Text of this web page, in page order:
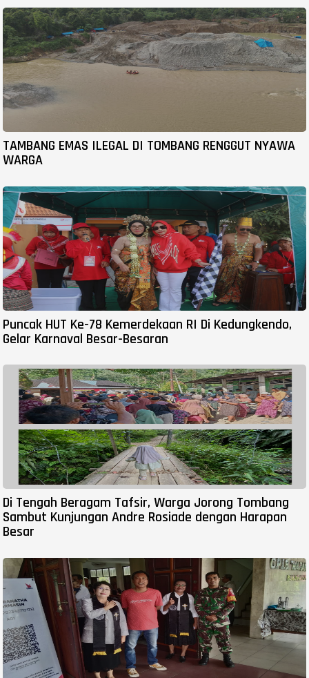
TAMBANG EMAS ILEGAL DI TOMBANG RENGGUT NYAWA
WARGA
Puncak HUT Ke-78 Kemerdekaan RI Di Kedungkendo,
Gelar Karnaval Besar-Besaran
Di Tengah Beragam Tafsir, Warga Jorong Tombang
Sambut Kunjungan Andre Rosiade dengan Harapan
Besar